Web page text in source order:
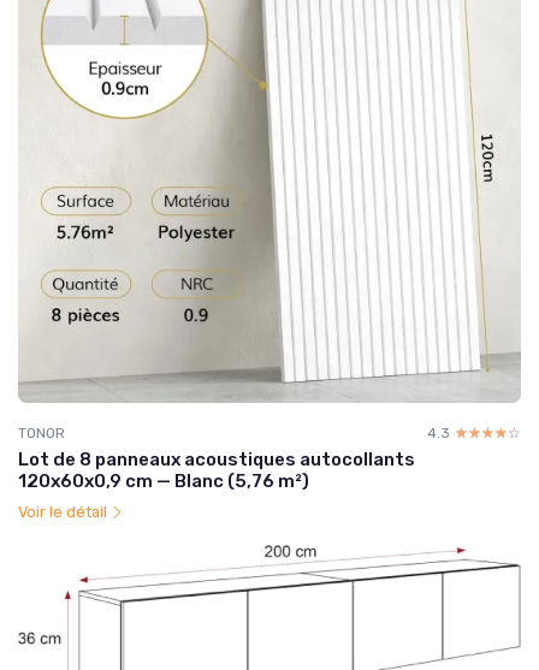
TONOR 4.3 ☆☆☆☆☆
★★★★★
Lot de 8 panneaux acoustiques autocollants
120x60x0,9 cm — Blanc (5,76 m²)
Voir le détail